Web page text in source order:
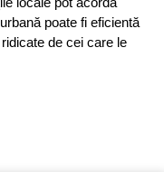
poate fi eficientă
de cei care le